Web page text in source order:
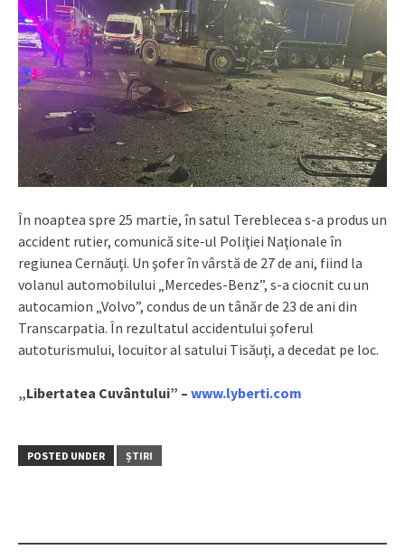
În noaptea spre 25 martie, în satul Tereblecea s-a produs un
accident rutier, comunică site-ul Poliţiei Naţionale în
regiunea Cernăuţi. Un şofer în vârstă de 27 de ani, fiind la
volanul automobilului „Mercedes-Benz”, s-a ciocnit cu un
autocamion „Volvo”, condus de un tânăr de 23 de ani din
Transcarpatia. În rezultatul accidentului şoferul
autoturismului, locuitor al satului Tisăuţi, a decedat pe loc.
„Libertatea Cuvântului” – www.lyberti.com
POSTED UNDER ȘTIRI